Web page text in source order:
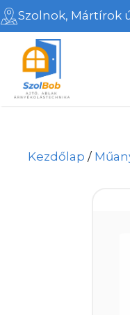
Kilépés
a
tartalomba
Szolnok, Mártírok
Kezdőlap /